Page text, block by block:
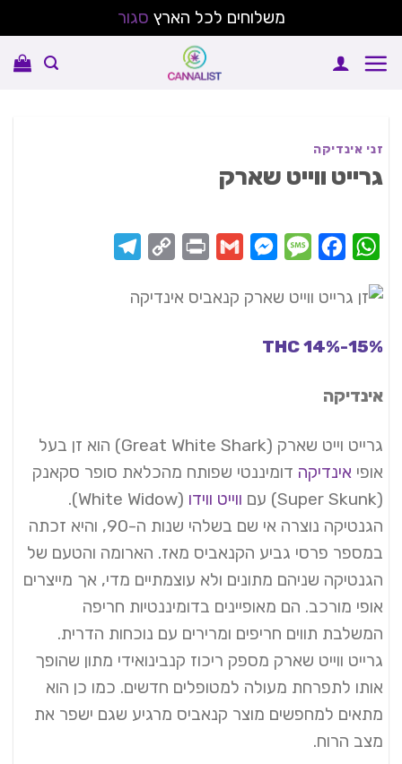
משלוחים לכל הארץ סגור
to
זני אינדיקה
גרייט ווייט שארק
WhatsApp
Facebook
Message
Messenger
Gmail
Print
Copy
THC 14%-15%
אינדיקה
גרייט וייט שארק (Great White Shark) הוא זן בעל
אופי אינדיקה דומיננטי שפותח מהכלאת סופר סקאנק
(Super Skunk) עם
ווייט ווידו
(White Widow).
הגנטיקה נוצרה אי שם בשלהי שנות ה-90, והיא זכתה
במספר פרסי גביע הקנאביס מאז. הארומה והטעם של
הגנטיקה שניהם מתונים ולא עוצמתיים מדי, אך מייצרים
אופי מורכב. הם מאופיינים בדומיננטיות חריפה
המשלבת תווים חריפים ומרירים עם נוכחות הדרית.
גרייט ווייט שארק מספק ריכוז קנבינואידי מתון שהופך
אותו לתפרחת מעולה למטופלים חדשים. כמו כן הוא
מתאים למחפשים מוצר קנאביס מרגיע שגם ישפר את
מצב הרוח.